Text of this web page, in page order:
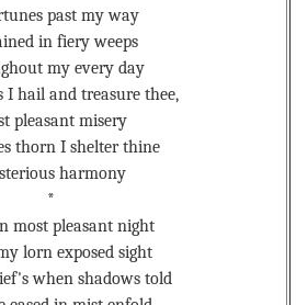
past my way
in fiery weeps
my every day
I hail and treasure thee,
pleasant misery
thorn I shelter thine
harmony
*
most pleasant night
lorn exposed sight
when shadows told